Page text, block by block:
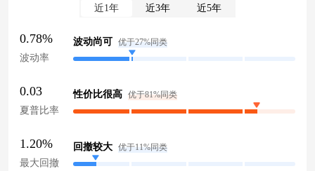
近1年 近3年 近5年
0.78%
波动率
波动尚可 优于27%同类
0.03
夏普比率
性价比很高 优于81%同类
1.20%
最大回撤
回撤较大 优于11%同类